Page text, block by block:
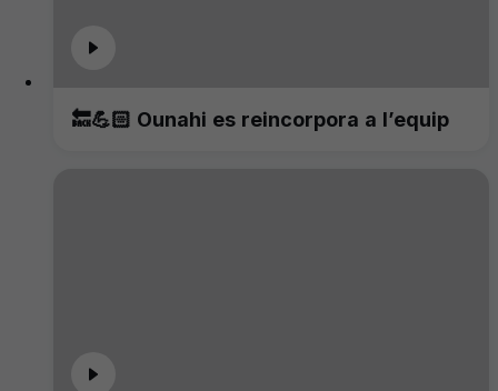
🔙💪🏻 Ounahi es reincorpora a l’equip